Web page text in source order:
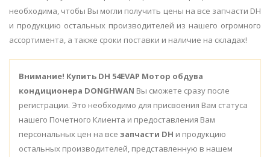
необходима, чтобы Вы могли получить цены на все запчасти DH
и продукцию остальных производителей из нашего огромного
ассортимента, а также сроки поставки и наличие на складах!
Внимание! Купить DH 54EVAP Мотор обдува
кондиционера DONGHWAN Вы сможете сразу после
регистрации. Это необходимо для присвоения Вам статуса
нашего Почетного Клиента и предоставления Вам
персональных цен на все запчасти DH и продукцию
остальных производителей, представленную в нашем